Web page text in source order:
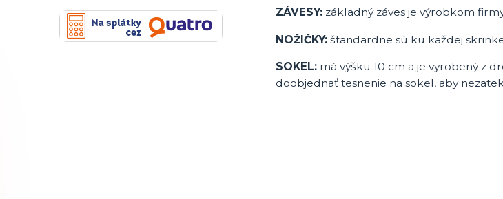
ZÁVESY: základný záves je výrobkom
NOŽIČKY: štandardne sú ku každej
SOKEL: má výšku 10 cm a je vyrobený z
doobjednať tesnenie na sokel, aby